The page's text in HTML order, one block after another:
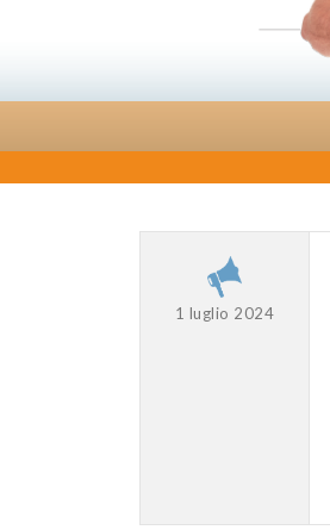
1 luglio 2024